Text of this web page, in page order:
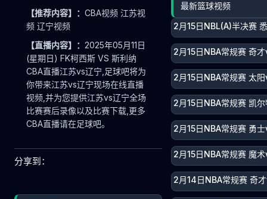
【推荐内容】： CBA视频 江苏视
频 辽宁视频
【直播内容】： 2025年05月11日
(星期日) FK柯西斯 VS 斯利纳
CBA直播江苏vs辽宁,足球吧将为
你带来江苏vs辽宁现场在线直播
视频,并为您提供江苏vs辽宁全场
比赛赛后录像以及比赛下载,更多
CBA直播请在足球吧。
分享到：
最新篮球视频
2月15日NBL(A)半决赛
2月15日NBA常规赛 奇
2月15日NBA常规赛 太
2月15日NBA常规赛 凯
2月15日NBA常规赛 勇
2月15日NBA常规赛 魔
2月14日NBA常规赛 奇